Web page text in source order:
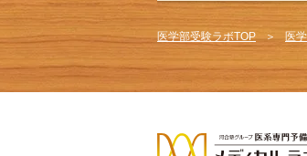
医学部受験ラボTOP 医